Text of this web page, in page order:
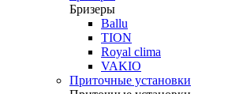
Бризеры
Ballu
TION
Royal clima
VAKIO
Приточные установки